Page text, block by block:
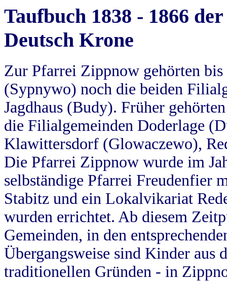
Taufbuch 1838 - 1866
Deutsch Krone
Zur Pfarrei Zippnow gehörten
(Sypnywo) noch die beiden
Jagdhaus (Budy). Früher
die Filialgemeinden Doderlage
Klawittersdorf (Glowaczewo),
Die Pfarrei Zippnow wurde im
selbständige Pfarrei Freudenfier
Stabitz und ein Lokalvikariat
wurden errichtet. Ab diesem
Gemeinden, in den
Übergangsweise sind Kinder aus
traditionellen Gründen - in